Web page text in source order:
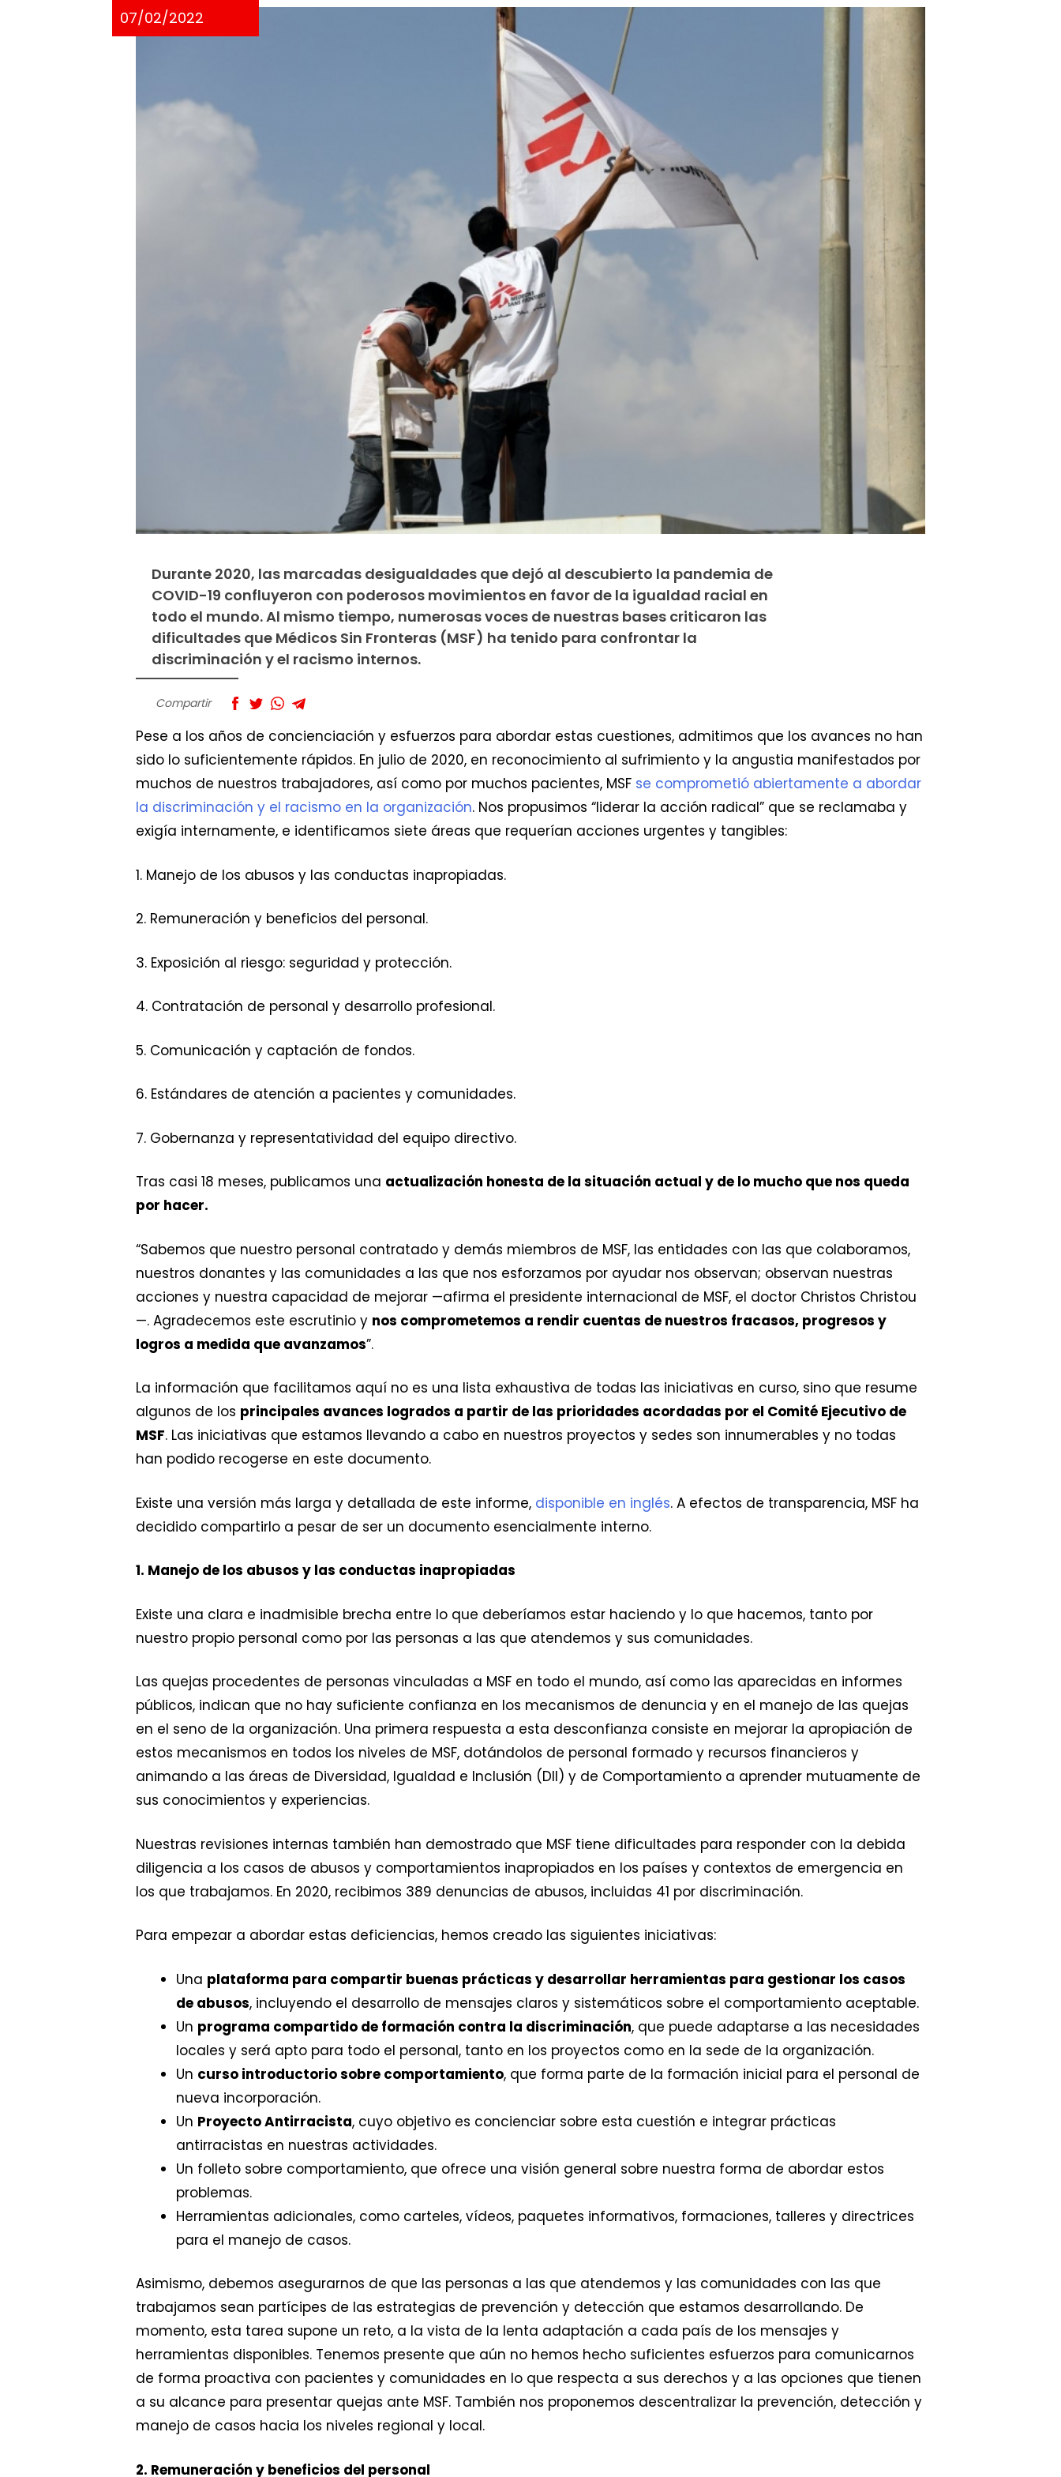
07/02/2022
Durante 2020, las marcadas desigualdades que dejó al descubierto la pandemia de
COVID-19 confluyeron con poderosos movimientos en favor de la igualdad racial en
todo el mundo. Al mismo tiempo, numerosas voces de nuestras bases criticaron las
dificultades que Médicos Sin Fronteras (MSF) ha tenido para confrontar la
discriminación y el racismo internos.
Compartir
Pese a los años de concienciación y esfuerzos para abordar estas cuestiones, admitimos que los avances no han
sido lo suficientemente rápidos. En julio de 2020, en reconocimiento al sufrimiento y la angustia manifestados por
muchos de nuestros trabajadores, así como por muchos pacientes, MSF se comprometió abiertamente a abordar
la discriminación y el racismo en la organización. Nos propusimos “liderar la acción radical” que se reclamaba y
exigía internamente, e identificamos siete áreas que requerían acciones urgentes y tangibles:
1. Manejo de los abusos y las conductas inapropiadas.
2. Remuneración y beneficios del personal.
3. Exposición al riesgo: seguridad y protección.
4. Contratación de personal y desarrollo profesional.
5. Comunicación y captación de fondos.
6. Estándares de atención a pacientes y comunidades.
7. Gobernanza y representatividad del equipo directivo.
Tras casi 18 meses, publicamos una actualización honesta de la situación actual y de lo mucho que nos queda
por hacer.
“Sabemos que nuestro personal contratado y demás miembros de MSF, las entidades con las que colaboramos,
nuestros donantes y las comunidades a las que nos esforzamos por ayudar nos observan; observan nuestras
acciones y nuestra capacidad de mejorar —afirma el presidente internacional de MSF, el doctor Christos Christou
—. Agradecemos este escrutinio y nos comprometemos a rendir cuentas de nuestros fracasos, progresos y
logros a medida que avanzamos”.
La información que facilitamos aquí no es una lista exhaustiva de todas las iniciativas en curso, sino que resume
algunos de los principales avances logrados a partir de las prioridades acordadas por el Comité Ejecutivo de
MSF. Las iniciativas que estamos llevando a cabo en nuestros proyectos y sedes son innumerables y no todas
han podido recogerse en este documento.
Existe una versión más larga y detallada de este informe, disponible en inglés. A efectos de transparencia, MSF ha
decidido compartirlo a pesar de ser un documento esencialmente interno.
1. Manejo de los abusos y las conductas inapropiadas
Existe una clara e inadmisible brecha entre lo que deberíamos estar haciendo y lo que hacemos, tanto por
nuestro propio personal como por las personas a las que atendemos y sus comunidades.
Las quejas procedentes de personas vinculadas a MSF en todo el mundo, así como las aparecidas en informes
públicos, indican que no hay suficiente confianza en los mecanismos de denuncia y en el manejo de las quejas
en el seno de la organización. Una primera respuesta a esta desconfianza consiste en mejorar la apropiación de
estos mecanismos en todos los niveles de MSF, dotándolos de personal formado y recursos financieros y
animando a las áreas de Diversidad, Igualdad e Inclusión (DII) y de Comportamiento a aprender mutuamente de
sus conocimientos y experiencias.
Nuestras revisiones internas también han demostrado que MSF tiene dificultades para responder con la debida
diligencia a los casos de abusos y comportamientos inapropiados en los países y contextos de emergencia en
los que trabajamos. En 2020, recibimos 389 denuncias de abusos, incluidas 41 por discriminación.
Para empezar a abordar estas deficiencias, hemos creado las siguientes iniciativas:
Una plataforma para compartir buenas prácticas y desarrollar herramientas para gestionar los casos
de abusos, incluyendo el desarrollo de mensajes claros y sistemáticos sobre el comportamiento aceptable.
Un programa compartido de formación contra la discriminación, que puede adaptarse a las necesidades
locales y será apto para todo el personal, tanto en los proyectos como en la sede de la organización.
Un curso introductorio sobre comportamiento, que forma parte de la formación inicial para el personal de
nueva incorporación.
Un Proyecto Antirracista, cuyo objetivo es concienciar sobre esta cuestión e integrar prácticas
antirracistas en nuestras actividades.
Un folleto sobre comportamiento, que ofrece una visión general sobre nuestra forma de abordar estos
problemas.
Herramientas adicionales, como carteles, vídeos, paquetes informativos, formaciones, talleres y directrices
para el manejo de casos.
Asimismo, debemos asegurarnos de que las personas a las que atendemos y las comunidades con las que
trabajamos sean partícipes de las estrategias de prevención y detección que estamos desarrollando. De
momento, esta tarea supone un reto, a la vista de la lenta adaptación a cada país de los mensajes y
herramientas disponibles. Tenemos presente que aún no hemos hecho suficientes esfuerzos para comunicarnos
de forma proactiva con pacientes y comunidades en lo que respecta a sus derechos y a las opciones que tienen
a su alcance para presentar quejas ante MSF. También nos proponemos descentralizar la prevención, detección y
manejo de casos hacia los niveles regional y local.
2. Remuneración y beneficios del personal